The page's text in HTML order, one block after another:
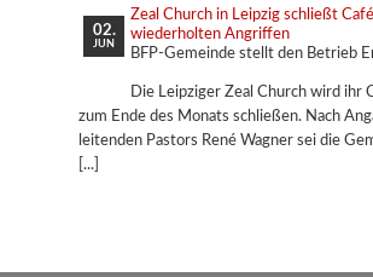
02.
JUN
Zeal Church in Leipzig schließt
wiederholten Angriffen
BFP-Gemeinde stellt den Betrieb
Die Leipziger Zeal Church wird ihr
zum Ende des Monats schließen. Nach
leitenden Pastors René Wagner sei die